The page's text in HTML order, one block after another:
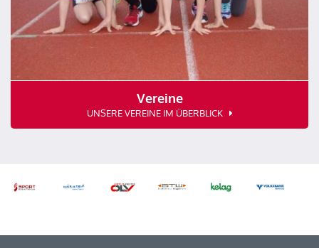
Vereine
UNSERE VEREINE IM ÜBERBLICK